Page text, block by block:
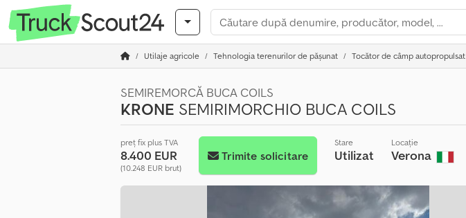
Utilaje agricole Tehnologia terenurilor de pășunat Tocător de câmp autopropulsat
SEMIREMORCĂ BUCA COILS
KRONE SEMIRIMORCHIO BUCA COILS
preț fix plus TVA
8.400 EUR
(10.248 EUR brut)
Trimite solicitare
Stare
Utilizat
Locație
Verona